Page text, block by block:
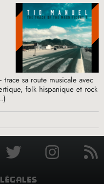
sa route musicale avec
folk hispanique et rock